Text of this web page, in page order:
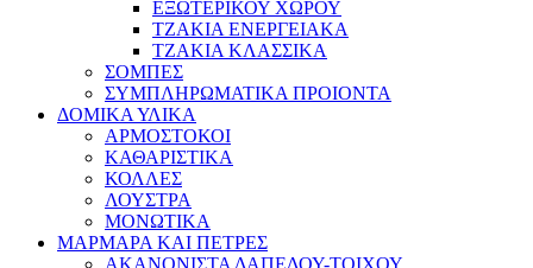
ΕΞΩΤΕΡΙΚΟΥ ΧΩΡΟΥ
ΤΖΑΚΙΑ ΕΝΕΡΓΕΙΑΚΑ
ΤΖΑΚΙΑ ΚΛΑΣΣΙΚΑ
ΣΟΜΠΕΣ
ΣΥΜΠΛΗΡΩΜΑΤΙΚΑ ΠΡΟΙΟΝΤΑ
ΔΟΜΙΚΑ ΥΛΙΚΑ
ΑΡΜΟΣΤΟΚΟΙ
ΚΑΘΑΡΙΣΤΙΚΑ
ΚΟΛΛΕΣ
ΛΟΥΣΤΡΑ
ΜΟΝΩΤΙΚΑ
ΜΑΡΜΑΡΑ ΚΑΙ ΠΕΤΡΕΣ
ΑΚΑΝΟΝΙΣΤΑ ΔΑΠΕΔΟΥ-ΤΟΙΧΟΥ